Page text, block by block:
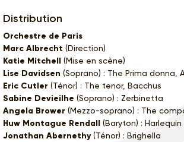
Distribution
Orchestre de Paris
Marc Albrecht (Direction)
Katie Mitchell (Mise en scène)
Lise Davidsen (Soprano) : The Prima donna,
Eric Cutler (Ténor) : The tenor, Bacchus
Sabine Devieilhe (Soprano) : Zerbinetta
Angela Brower (Mezzo-soprano) : The
Huw Montague Rendall (Baryton) : Harlequin
Jonathan Abernethy(Ténor) : Brighella